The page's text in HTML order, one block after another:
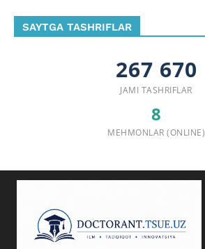
SAYTGA TASHRIFLAR
267 670
JAMI TASHRIFLAR
8
MEHMONLAR (ONLINE)